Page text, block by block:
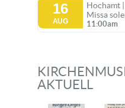
16
AUG
Hochamt
Missa
11:00am
AKTUELL